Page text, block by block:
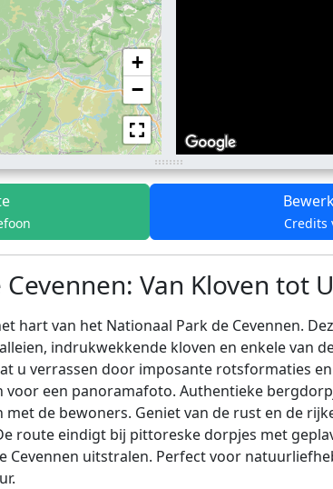
+
−
Credits
Van Kloven tot
hart van het Nationaal Park de Cevennen.
indrukwekkende kloven en enkele van
u verrassen door imposante rotsformaties
een panoramafoto. Authentieke
de bewoners. Geniet van de rust en de
route eindigt bij pittoreske dorpjes met
Cevennen uitstralen. Perfect voor